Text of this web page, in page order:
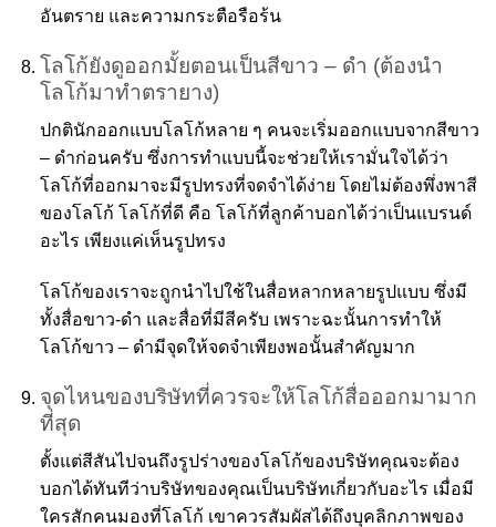
อันตราย และความกระตือรือร้น
โลโก้ยังดูออกมั้ยตอนเป็นสีขาว – ดำ (ต้องนำ
โลโก้มาทำตรายาง)
ปกตินักออกแบบโลโก้หลาย ๆ คนจะเริ่มออกแบบจากสีขาว
– ดำก่อนครับ ซึ่งการทำแบบนี้จะช่วยให้เรามั่นใจได้ว่า
โลโก้ที่ออกมาจะมีรูปทรงที่จดจำได้ง่าย โดยไม่ต้องพึ่งพาสี
ของโลโก้ โลโก้ที่ดี คือ โลโก้ที่ลูกค้าบอกได้ว่าเป็นแบรนด์
อะไร เพียงแค่เห็นรูปทรง
โลโก้ของเราจะถูกนำไปใช้ในสื่อหลากหลายรูปแบบ ซึ่งมี
ทั้งสื่อขาว-ดำ และสื่อที่มีสีครับ เพราะฉะนั้นการทำให้
โลโก้ขาว – ดำมีจุดให้จดจำเพียงพอนั้นสำคัญมาก
จุดไหนของบริษัทที่ควรจะให้โลโก้สื่อออกมามาก
ที่สุด
ตั้งแต่สีสันไปจนถึงรูปร่างของโลโก้ของบริษัทคุณจะต้อง
บอกได้ทันทีว่าบริษัทของคุณเป็นบริษัทเกี่ยวกับอะไร เมื่อมี
ใครสักคนมองที่โลโก้ เขาควรสัมผัสได้ถึงบุคลิกภาพของ